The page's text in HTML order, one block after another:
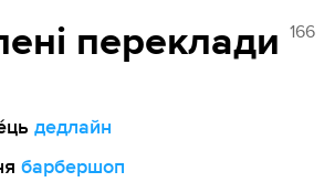
переклади 166
дедлайн
барбершоп